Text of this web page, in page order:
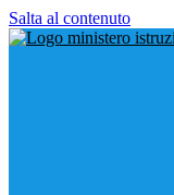
Salta al contenuto